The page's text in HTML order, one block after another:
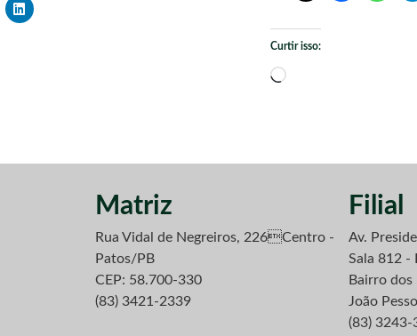
Curtir isso:
Carregando...
Matriz
Rua Vidal de Negreiros, 226Centro -
Patos/PB
CEP: 58.700-330
(83) 3421-2339
Filial
Av.
Sala 812 -
Bairro dos
João
(83) 3243-